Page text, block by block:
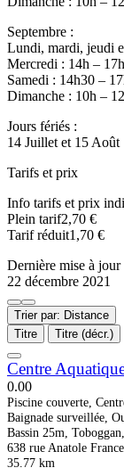
Septembre :
Lundi, mardi, jeudi
Mercredi : 14h –
Samedi : 14h30 –
Dimanche : 10h –
Jours fériés :
14 Juillet et 15
Tarifs et prix
Info tarifs et prix
Plein tarif2,70 €
Tarif réduit1,70 €
Dernière mise à jour
22 décembre 2021
Trier par: Distance
Titre
Titre (décr.)
Centre
0.00
Piscine couverte,
Baignade surveillée,
Bassin 25m,
638 rue Anatole
35.77 km